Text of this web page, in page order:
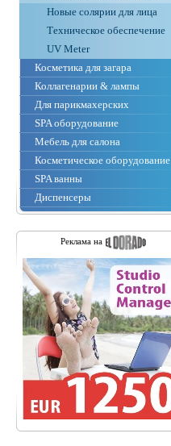
Новые солярии для лица
Техническое обеспечение
UV Meter
Косметика для загара
Коллагенарии & лампы
Для парикмахерских
SPA оборудование
Мебель для салона
Косметическое оборудование
SPA ванны
Диспенсеры
Реклама на